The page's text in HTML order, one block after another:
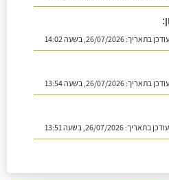
עודכן בתאריך:26/07/2026, בשעה 14:02
עודכן בתאריך:26/07/2026, בשעה 13:54
עודכן בתאריך:26/07/2026, בשעה 13:51
עודכן בתאריך:26/07/2026, בשעה 14:08